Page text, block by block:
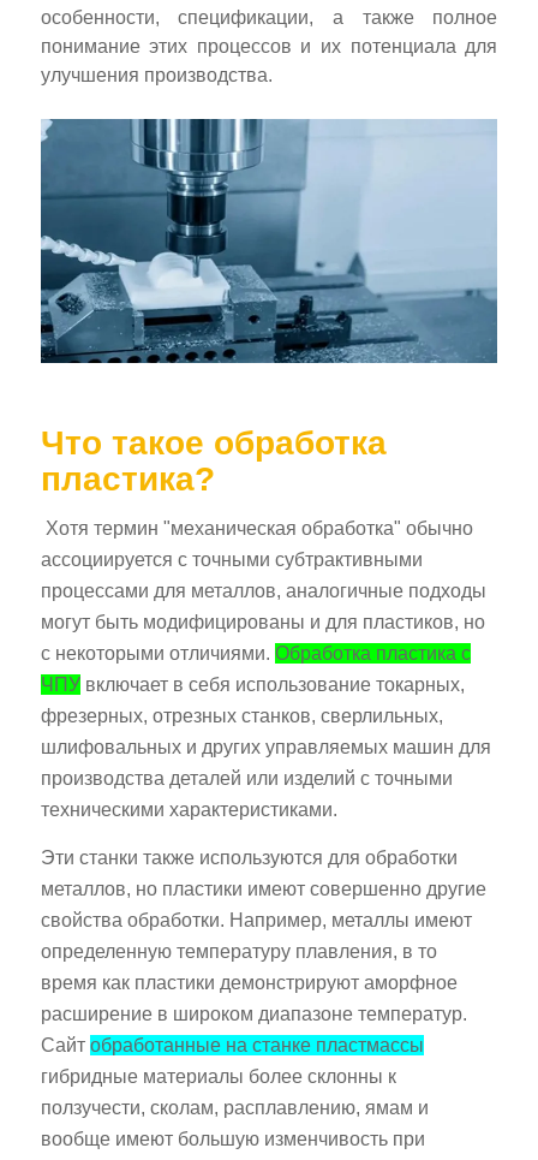
особенности, спецификации, а также полное
понимание этих процессов и их потенциала для
улучшения производства.
Что такое обработка
пластика?
Хотя термин "механическая обработка" обычно
ассоциируется с точными субтрактивными
процессами для металлов, аналогичные подходы
могут быть модифицированы и для пластиков, но
с некоторыми отличиями. Обработка пластика с
ЧПУвключает в себя использование токарных,
фрезерных, отрезных станков, сверлильных,
шлифовальных и других управляемых машин для
производства деталей или изделий с точными
техническими характеристиками.
Эти станки также используются для обработки
металлов, но пластики имеют совершенно другие
свойства обработки. Например, металлы имеют
определенную температуру плавления, в то
время как пластики демонстрируют аморфное
расширение в широком диапазоне температур.
Сайт обработанные на станке пластмассы
гибридные материалы более склонны к
ползучести, сколам, расплавлению, ямам и
вообще имеют большую изменчивость при